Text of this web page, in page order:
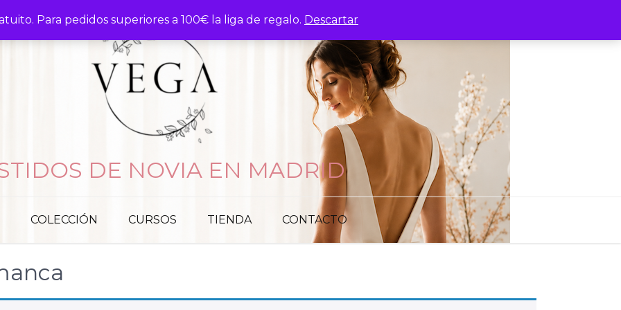
Para pedidos superiores a 100€ la liga de regalo. Descartar
DE NOVIA EN MADRID
COLECCIÓN CURSOS TIENDA CONTACTO